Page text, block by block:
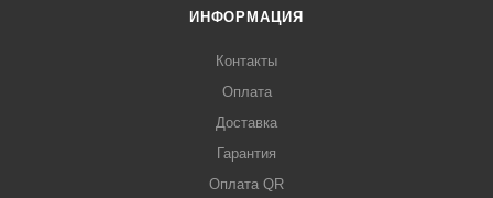
ИНФОРМАЦИЯ
Контакты
Оплата
Доставка
Гарантия
Оплата QR